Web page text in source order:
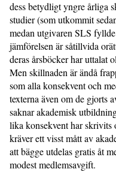
dess betydligt yngre årliga
studier (som utkommit
medan utgivaren SLS
jämförelsen är såtillvida
deras årsböcker har uttalat
Men skillnaden är ändå
som alla konsekvent och
texterna även om de gjorts
saknar akademisk
lika konsekvent har skrivits
kräver ett visst mått av
att bägge utdelas gratis åt
modest medlemsavgift.